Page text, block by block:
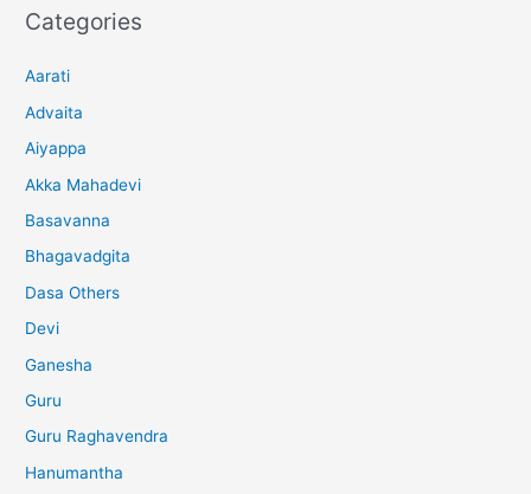
Categories
Aarati
Advaita
Aiyappa
Akka Mahadevi
Basavanna
Bhagavadgita
Dasa Others
Devi
Ganesha
Guru
Guru Raghavendra
Hanumantha